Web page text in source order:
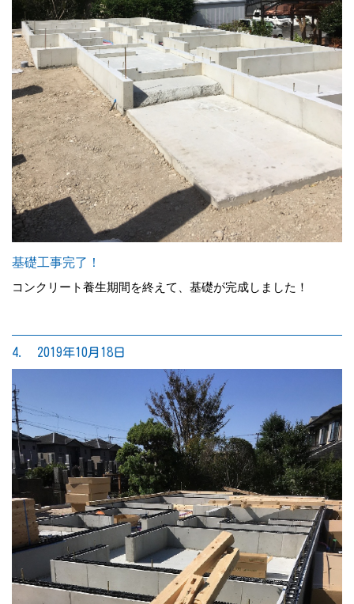
基礎工事完了！
コンクリート養生期間を終えて、基礎が完成しました！
4. 2019年10月18日